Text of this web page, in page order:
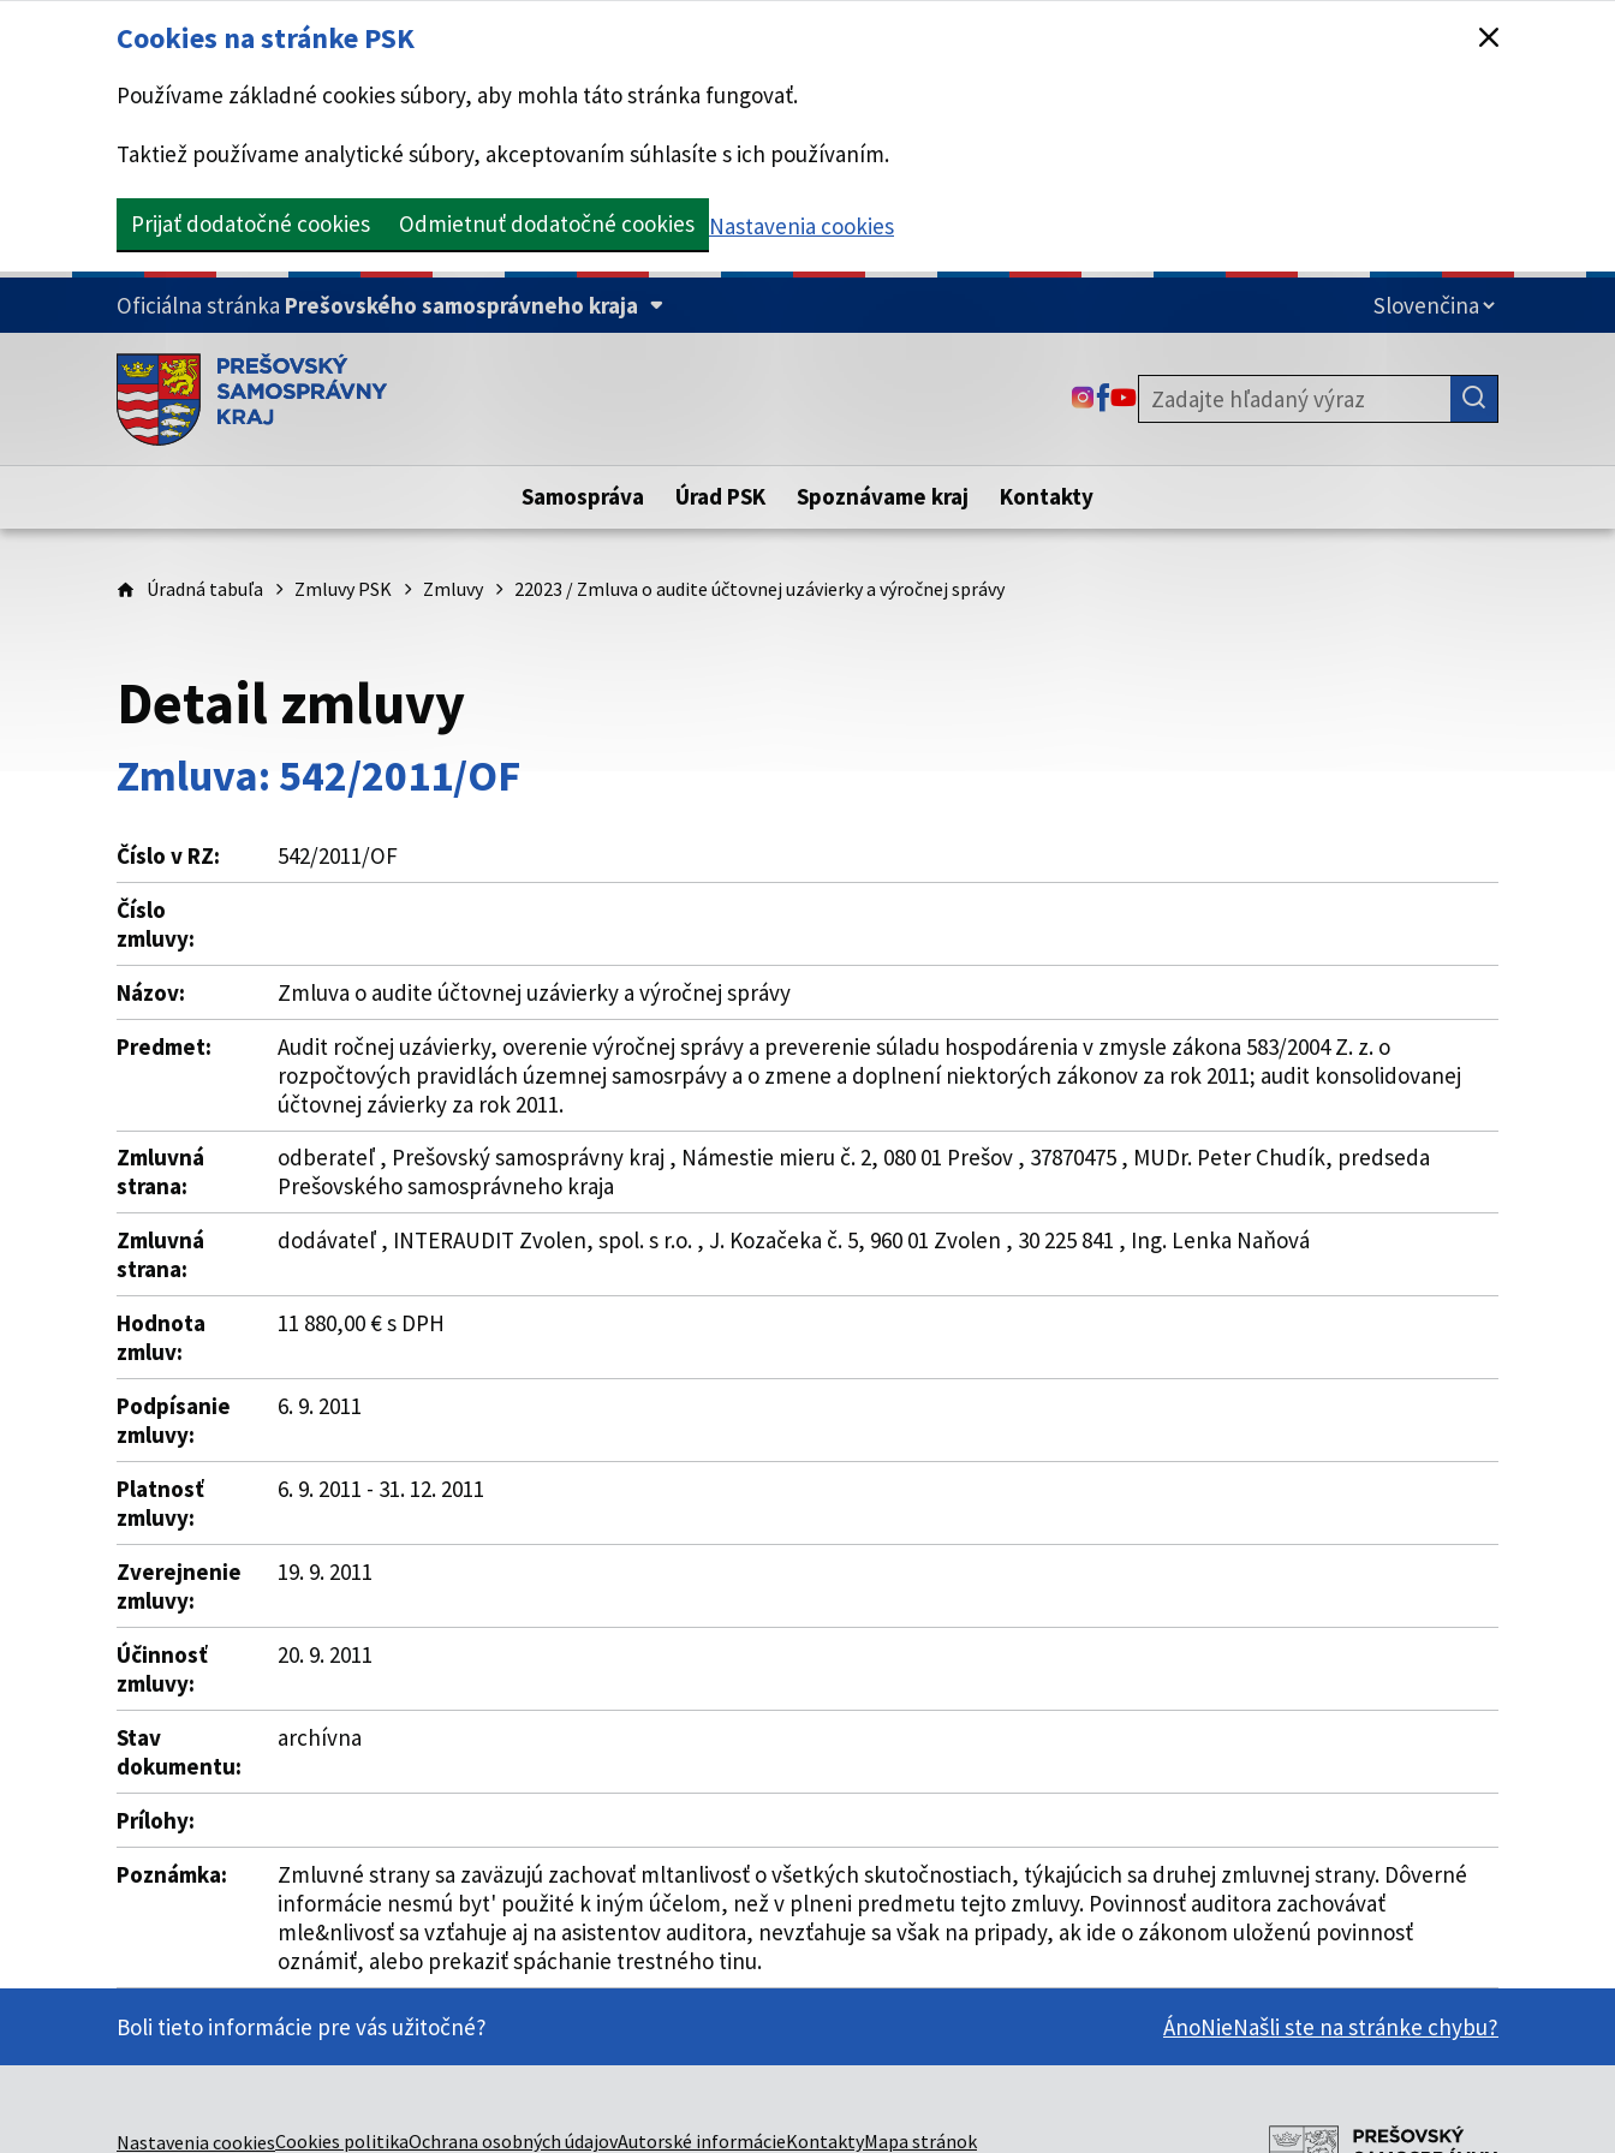
Cookies na stránke PSK
Používame základné cookies súbory, aby mohla táto stránka fungovať.
Taktiež používame analytické súbory, akceptovaním súhlasíte s ich používaním.
Prijať dodatočné cookies Odmietnuť dodatočné cookies Nastavenia cookies
PRESKOČIŤ NA HLAVNÝ OBSAH
Oficiálna stránka Prešovského samosprávneho kraja
Doména psk.sk je oficiálna
Toto je oficiálna webová stránka Prešovského samosprávneho kraja.
Táto stránka je zabezpečená
zabezpečenú webovú stránku. Zabezpečená stránka vždy začína
https:// pred názvom domény webového sídla.
ODKAZ SA OTVORÍ NA NOVEJ KARTE
ODKAZ SA OTVORÍ NA NOVEJ KARTE
ODKAZ SA OTVORÍ NA NOVEJ KARTE
Samospráva Úrad PSK Spoznávame kraj Kontakty
Úradná tabuľa Zmluvy PSK Zmluvy 22023 / Zmluva o audite účtovnej uzávierky a výročnej správy
Detail zmluvy
Zmluva: 542/2011/OF
Číslo v RZ:
542/2011/OF
Číslo
zmluvy:
Názov:
Zmluva o audite účtovnej uzávierky a výročnej správy
Predmet:
Audit ročnej uzávierky, overenie výročnej správy a preverenie súladu hospodárenia v zmysle zákona 583/2004 Z. z. o
rozpočtových pravidlách územnej samosrpávy a o zmene a doplnení niektorých zákonov za rok 2011; audit konsolidovanej
účtovnej závierky za rok 2011.
Zmluvná
strana:
odberateľ , Prešovský samosprávny kraj , Námestie mieru č. 2, 080 01 Prešov , 37870475 , MUDr. Peter Chudík, predseda
Prešovského samosprávneho kraja
Zmluvná
strana:
dodávateľ , INTERAUDIT Zvolen, spol. s r.o. , J. Kozačeka č. 5, 960 01 Zvolen , 30 225 841 , Ing. Lenka Naňová
Hodnota
zmluv:
11 880,00 € s DPH
Podpísanie
zmluvy:
6. 9. 2011
Platnosť
zmluvy:
6. 9. 2011 - 31. 12. 2011
Zverejnenie
zmluvy:
19. 9. 2011
Účinnosť
zmluvy:
20. 9. 2011
Stav
dokumentu:
archívna
Prílohy:
Poznámka:
Zmluvné strany sa zaväzujú zachovať mltanlivosť o všetkých skutočnostiach, týkajúcich sa druhej zmluvnej strany. Dôverné
informácie nesmú byt' použité k iným účelom, než v plneni predmetu tejto zmluvy. Povinnosť auditora zachovávať
mle&nlivosť sa vzťahuje aj na asistentov auditora, nevzťahuje sa však na pripady, ak ide o zákonom uloženú povinnosť
oznámiť, alebo prekaziť spáchanie trestného tinu.
Boli tieto informácie pre vás užitočné? ÁnoNieNašli ste na stránke chybu?
Nastavenia cookiesCookies politikaOchrana osobných údajovAutorské informácieKontaktyMapa stránok